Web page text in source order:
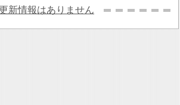
新情報はありません